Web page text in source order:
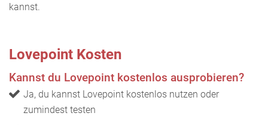
kannst.
Lovepoint Kosten
Kannst du Lovepoint kostenlos ausprobieren?
Ja, du kannst Lovepoint kostenlos nutzen oder
zumindest testen